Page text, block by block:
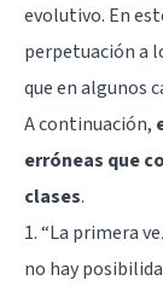
evolutivo. En
perpetuación a
que en algunos
A continuación,
erróneas que
clases.
1. “La primera
no hay